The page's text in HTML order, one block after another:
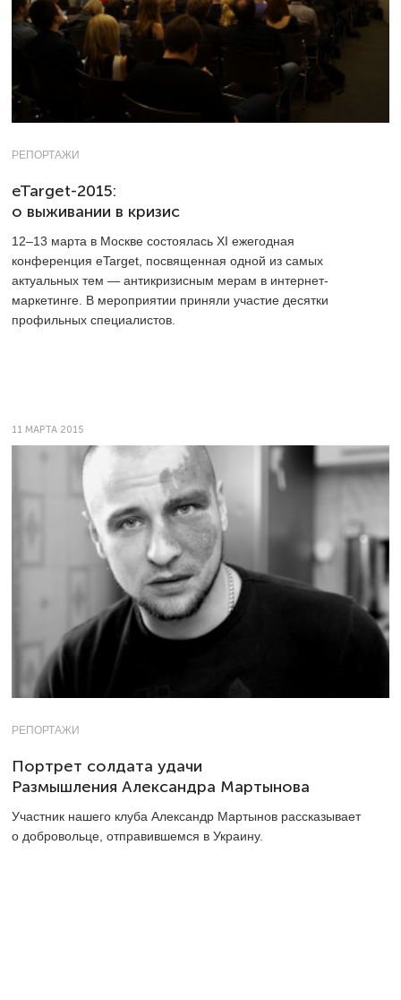
РЕПОРТАЖИ
eTarget-2015:
о выживании в кризис
12–13 марта в Москве состоялась XI ежегодная
конференция eTarget, посвященная одной из самых
актуальных тем — антикризисным мерам в интернет-
маркетинге. В мероприятии приняли участие десятки
профильных специалистов.
11 МАРТА 2015
РЕПОРТАЖИ
Портрет солдата удачи
Размышления Александра Мартынова
Участник нашего клуба Александр Мартынов рассказывает
о добровольце, отправившемся в Украину.